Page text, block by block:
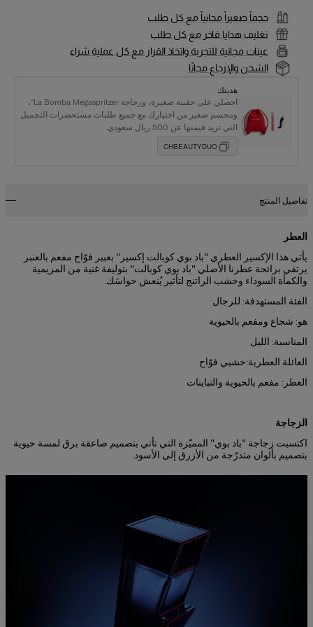
حجماً صغيراً مجانياً مع كل طلب
تغليف هدايا فاخر مع كل طلب
عينات مجانية للتجربة واتخاذ القرار مع كل عملية شراء
الشحن والإرجاع مجانًا
هديتك
احصلي على حقيبة صغيرة، وزجاجة La Bomba Megaspritzer“،
ومجسم صغير من اختيارك مع جميع طلبات مستحضرات التجميل
التي تزيد قيمتها عن 500 ريال سعودي.
CHBEAUTYDUO
تفاصيل المنتج
العطر
يأتي هذا الإكسير العطري "باد بوي كوبالت إكسير" بعبير فوّاح مفعم بالعنبر
يرتقي برائحة عطرنا الأصلي "باد بوي كوبالت" بتوليفة غنية من المريمية
والكمأة السوداء وخشب الراتنج لتأثير يُنعش حواسَك.
الفئة المستهدفة: للرجال
هو: شجاع ومفعم بالحيوية
المناسبة: الليل
العائلة العطرية:خشبي فوّاح
العطر: مفعم بالحيوية والتباينات
الزجاجة
اكتسبت زجاجة "باد بوي" المميّزة التي تأتي بتصميم صاعقة برق لمسة حيوية
بتصميم بألوان متدرّجة من الأزرق إلى الأسود.